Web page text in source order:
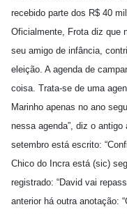
recebido parte dos R$ 40
Oficialmente, Frota diz que
seu amigo de infância,
eleição. A agenda de
coisa. Trata-se de uma
Marinho apenas no ano
nessa agenda”, diz o
setembro está escrito:
Chico do Incra está (sic)
registrado: “David vai
anterior há outra anotação: